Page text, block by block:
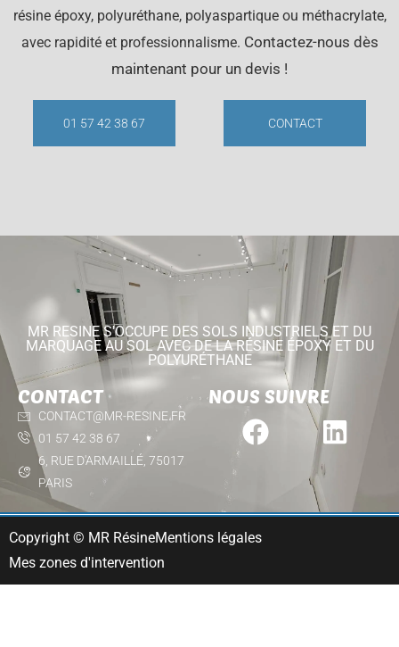
résine époxy, polyuréthane, polyaspartique ou méthacrylate,
avec rapidité et professionnalisme. Contactez-nous dès
maintenant pour un devis !
01 57 42 38 67 CONTACT
MR RESINE S'OCCUPE DES SOLS INDUSTRIELS ET DU
MARQUAGE AU SOL AVEC DE LA RÉSINE ÉPOXY ET DU
POLYURÉTHANE
CONTACT
CONTACT@MR-RESINE.FR
01 57 42 38 67
6, RUE D'ARMAILLÉ, 75017
PARIS
NOUS SUIVRE
Copyright © MR RésineMentions légales
Mes zones d'intervention